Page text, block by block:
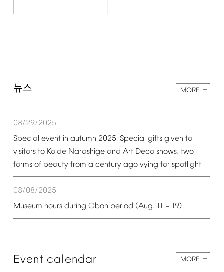
뉴스 MORE
08/29/2025
Special event in autumn 2025: Special gifts given to
visitors to Koide Narashige and Art Deco shows, two
forms of beauty from a century ago vying for spotlight
08/08/2025
Museum hours during Obon period (Aug. 11 – 19)
Event calendar MORE